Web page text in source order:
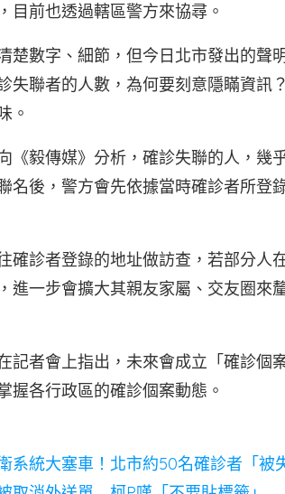
目前也透過轄區警方來協尋。
楚數字、細節，但今日北市發出的聲
失聯者的人數，為何要刻意隱瞞資訊
。
《毅傳媒》分析，確診失聯的人，幾
名後，警方會先依據當時確診者所登
確診者登錄的地址做訪查，若部分人
進一步會擴大其親友家屬、交友圈來
記者會上指出，未來會成立「確診個
握各行政區的確診個案動態。
系統大塞車！北市約50名確診者「被